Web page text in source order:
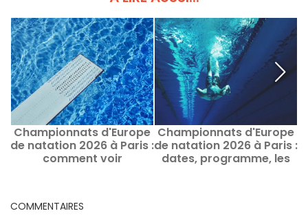
Championnats d'Europe
de natation 2026 à Paris :
comment voir
Championnats d'Europe
de natation 2026 à Paris :
dates, programme, les
COMMENTAIRES